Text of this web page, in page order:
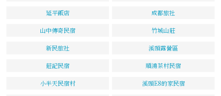
延平飯店 成都旅社
山中傳奇民宿 竹城山莊
新民旅社 溪頭露營區
莊記民宿 順鴻茶村民宿
小半天民宿村 溪頭E8的家民宿